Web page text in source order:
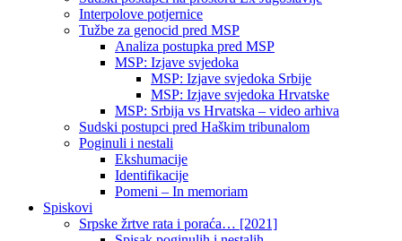
Interpolove potjernice
Tužbe za genocid pred MSP
Analiza postupka pred MSP
MSP: Izjave svjedoka
MSP: Izjave svjedoka Srbije
MSP: Izjave svjedoka Hrvatske
MSP: Srbija vs Hrvatska – video arhiva
Sudski postupci pred Haškim tribunalom
Poginuli i nestali
Ekshumacije
Identifikacije
Pomeni – In memoriam
Spiskovi
Srpske žrtve rata i poraća… [2021]